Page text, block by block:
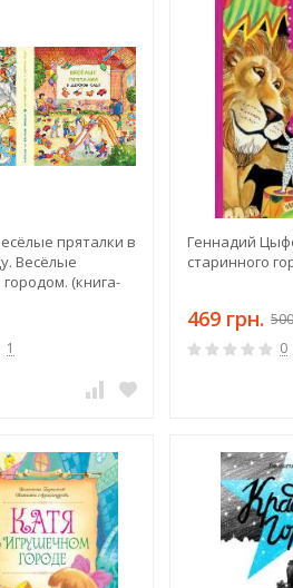
пряталки в
Весёлые
(книга-
1
Геннадий
старинного
469 грн.
0